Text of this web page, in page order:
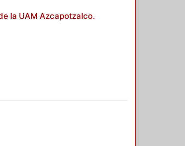
la UAM Azcapotzalco.